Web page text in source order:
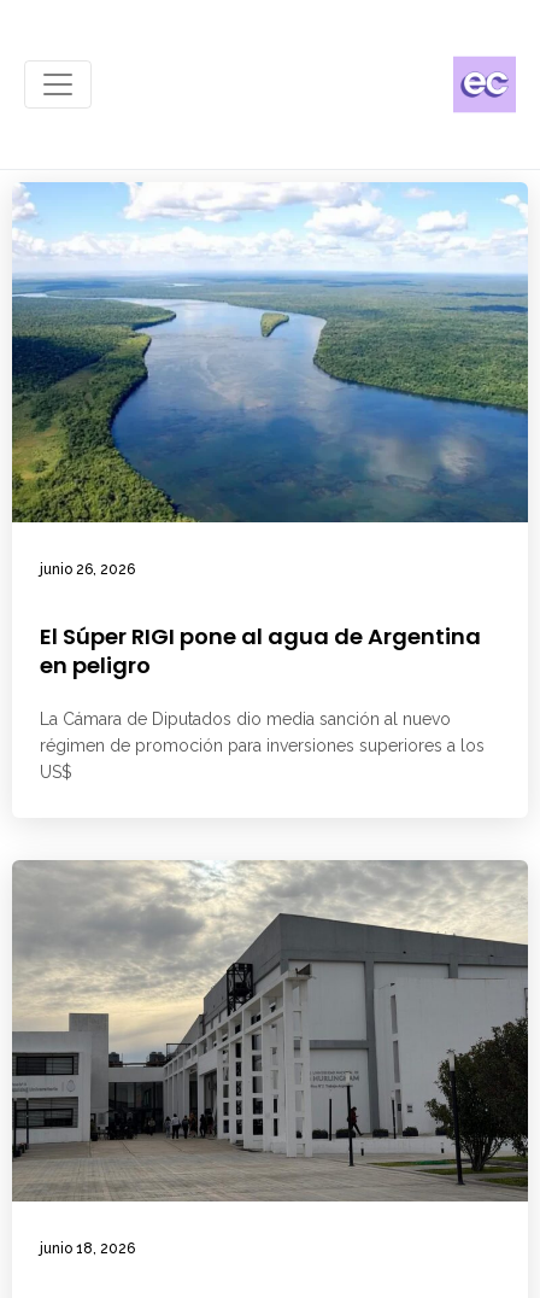
junio 26, 2026
El Súper RIGI pone al agua de Argentina
en peligro
La Cámara de Diputados dio media sanción al nuevo
régimen de promoción para inversiones superiores a los
US$
junio 18, 2026